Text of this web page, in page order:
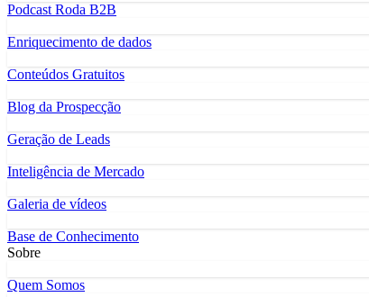
Podcast Roda B2B
Enriquecimento de dados
Conteúdos Gratuitos
Blog da Prospecção
Geração de Leads
Inteligência de Mercado
Galeria de vídeos
Base de Conhecimento
Sobre
Quem Somos